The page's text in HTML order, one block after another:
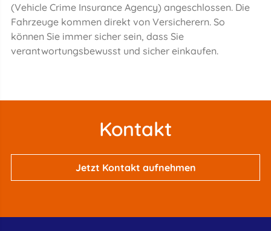
(Vehicle Crime Insurance Agency) angeschlossen. Die
Fahrzeuge kommen direkt von Versicherern. So
können Sie immer sicher sein, dass Sie
verantwortungsbewusst und sicher einkaufen.
Kontakt
Jetzt Kontakt aufnehmen